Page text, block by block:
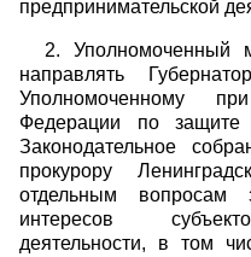
предпринимательской
2. Уполномоченный
направлять
Уполномоченному
Федерации по защите
Законодательное
прокурору
отдельным
интересов
деятельности, в том